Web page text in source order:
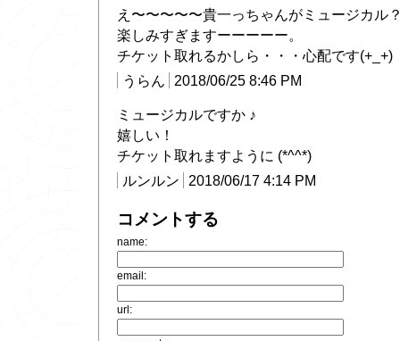
え〜〜〜〜〜貴一っちゃんがミュージカル
楽しみすぎますーーーーー。
チケット取れるかしら・・・心配です(+_+)
うらん
2018/06/25 8:46 PM
ミュージカルですか ♪
嬉しい！
チケット取れますように (*^^*)
ルンルン
2018/06/17 4:14 PM
コメントする
name:
email:
url: